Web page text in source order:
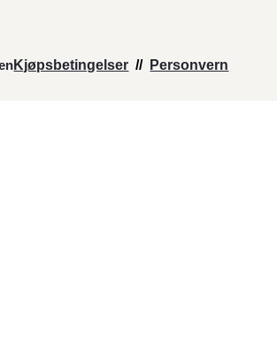
Kjøpsbetingelser // Personvern